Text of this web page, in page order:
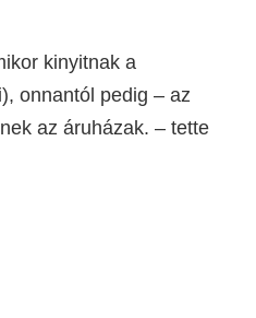
kinyitnak a
onnantól pedig – az
az áruházak. – tette